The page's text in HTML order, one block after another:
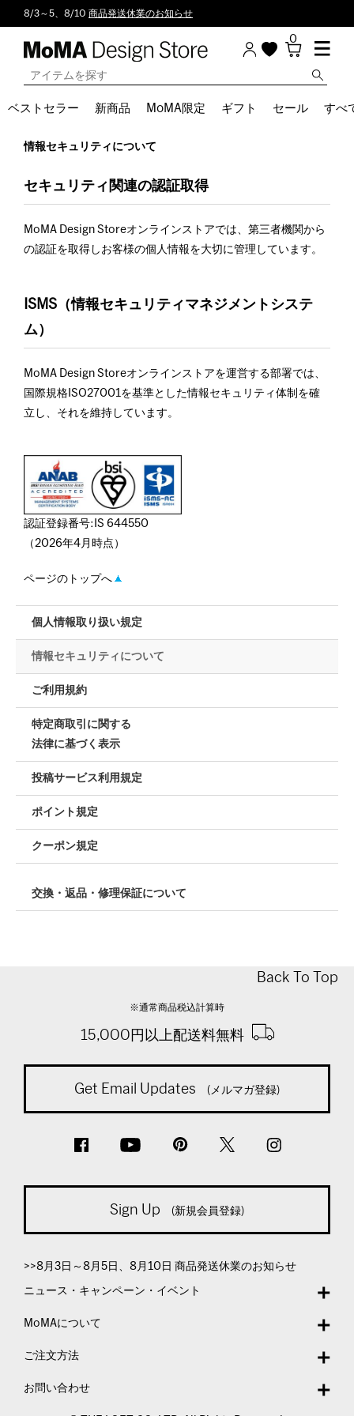
8/3～5、8/10 商品発送休業のお知らせ
0
ベストセラー 新商品 MoMA限定 ギフト セール すべ
情報セキュリティについて
セキュリティ関連の認証取得
MoMA Design Storeオンラインストアでは、第三者機関から
の認証を取得しお客様の個人情報を大切に管理しています。
ISMS（情報セキュリティマネジメントシステ
ム）
MoMA Design Storeオンラインストアを運営する部署では、
国際規格ISO27001を基準とした情報セキュリティ体制を確
立し、それを維持しています。
認証登録番号:IS 644550
（2026年4月時点）
ページのトップへ
個人情報取り扱い規定
情報セキュリティについて
ご利用規約
特定商取引に関する
法律に基づく表示
投稿サービス利用規定
ポイント規定
クーポン規定
交換・返品・修理保証について
Back To Top
※通常商品税込計算時
15,000円以上配送料無料
Get Email Updates (メルマガ登録)
Sign Up (新規会員登録)
>>8月3日～8月5日、8月10日 商品発送休業のお知らせ
ニュース・キャンペーン・イベント
MoMAについて
ご注文方法
お問い合わせ